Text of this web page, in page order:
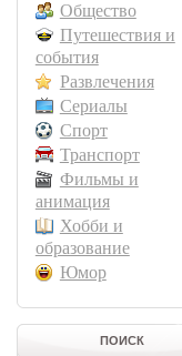
Общество
Путешествия и
события
Развлечения
Сериалы
Спорт
Транспорт
Фильмы и
анимация
Хобби и
образование
Юмор
ПОИСК